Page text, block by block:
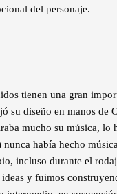
del personaje.
tienen una gran
su diseño en manos de
mucho su música, lo
había hecho
incluso durante el
y fuimos